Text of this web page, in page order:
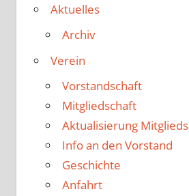
Aktuelles
Archiv
Verein
Vorstandschaft
Mitgliedschaft
Aktualisierung
Info an den Vorstand
Geschichte
Anfahrt